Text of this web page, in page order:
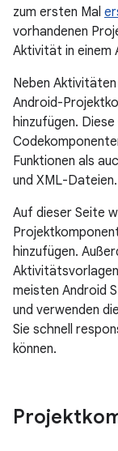
zum ersten Mal
vorhandenen
Aktivität in einem
Neben
Android-
hinzufügen.
Funktionen als
und XML-Dateien.
Auf dieser Seite
hinzufügen.
meisten Android
und verwenden
Sie schnell
können.